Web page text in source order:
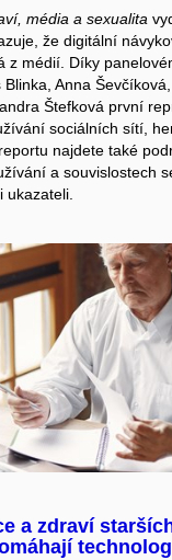
média a sexualita
že digitální
z médií. Díky
Anna
Štefková první
sociálních sítí,
najdete také
a souvislostech
a zdraví